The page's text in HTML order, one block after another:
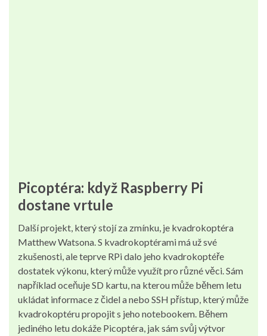
Picoptéra: když Raspberry Pi
dostane vrtule
Další projekt, který stojí za zmínku, je kvadrokoptéra
Matthew Watsona. S kvadrokoptérami má už své
zkušenosti, ale teprve RPi dalo jeho kvadrokoptéře
dostatek výkonu, který může využít pro různé věci. Sám
například oceňuje SD kartu, na kterou může během letu
ukládat informace z čidel a nebo SSH přístup, který může
kvadrokoptéru propojit s jeho notebookem. Během
jediného letu dokáže Picoptéra, jak sám svůj výtvor